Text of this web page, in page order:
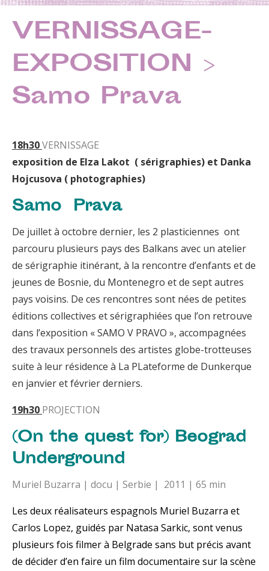
VERNISSAGE-
EXPOSITION >
Samo Prava
18h30VERNISSAGE
exposition de Elza Lakot ( sérigraphies) et Danka
Hojcusova ( photographies)
Samo Prava
De juillet à octobre dernier, les 2 plasticiennes ont
parcouru plusieurs pays des Balkans avec un atelier
de sérigraphie itinérant, à la rencontre d’enfants et de
jeunes de Bosnie, du Montenegro et de sept autres
pays voisins. De ces rencontres sont nées de petites
éditions collectives et sérigraphiées que l’on retrouve
dans l’exposition « SAMO V PRAVO », accompagnées
des travaux personnels des artistes globe-trotteuses
suite à leur résidence à La PLateforme de Dunkerque
en janvier et février derniers.
19h30 PROJECTION
(On the quest for) Beograd
Underground
Muriel Buzarra | docu | Serbie | 2011 | 65 min
Les deux réalisateurs espagnols Muriel Buzarra et
Carlos Lopez, guidés par Natasa Sarkic, sont venus
plusieurs fois filmer à Belgrade sans but précis avant
de décider d’en faire un film documentaire sur la scène